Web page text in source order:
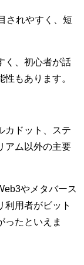
されやすく、短
く、初心者が話
もあります。
カドット、ステ
アム以外の主要
やメタバース
利用者がビット
ったといえま